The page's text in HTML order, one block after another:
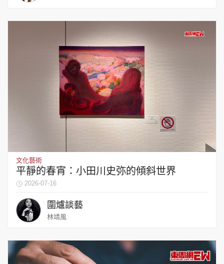
文化藝術
平靜的春宵：小田川史弥的傾斜世界
2026-07-16
圍爐談藝
林靖風